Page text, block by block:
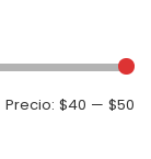
Precio: $40 — $50